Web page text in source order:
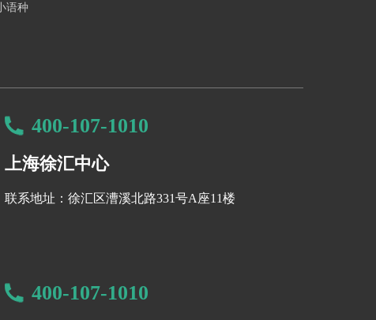
语种
400-107-1010
上海徐汇中心
联系地址：徐汇区漕溪北路331号A座11楼
400-107-1010